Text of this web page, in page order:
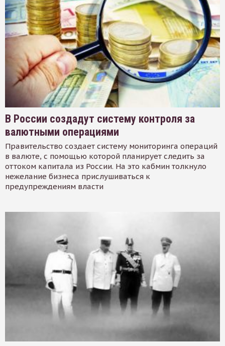
В России создадут систему контроля за
валютными операциями
Правительство создает систему мониторинга операций
в валюте, с помощью которой планирует следить за
оттоком капитала из России. На это кабмин толкнуло
нежелание бизнеса прислушиваться к
предупреждениям власти